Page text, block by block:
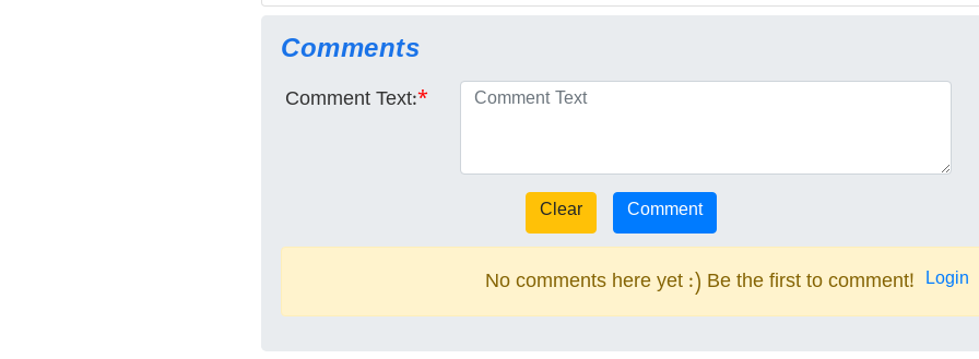
Comments
Comment Text:*
No comments here yet :) Be the first to comment! Login